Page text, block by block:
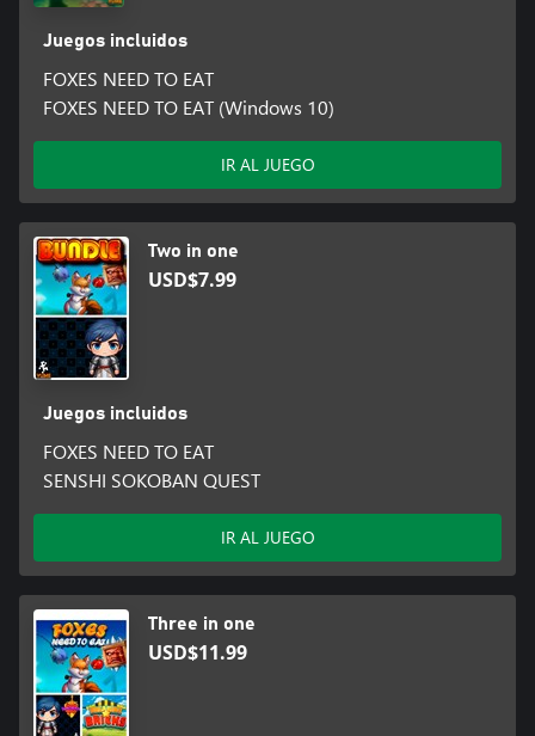
Juegos incluidos
FOXES NEED TO EAT
FOXES NEED TO EAT (Windows 10)
IR AL JUEGO
Two in one
USD$7.99
Juegos incluidos
FOXES NEED TO EAT
SENSHI SOKOBAN QUEST
IR AL JUEGO
Three in one
USD$11.99